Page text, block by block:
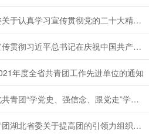
兴专项决赛在孝昌举办 [2026-07-25]
奖主题宣讲活动在鄂港澳青创园举办
业技能大赛（数字化解决方案设计师
者岗前培训班结业式暨赴湖北服务西
共青团湖北省委关于认真学习宣传贯彻党的二十大精神的通知
关于深入学习宣传贯彻习近平总书记在庆祝中国共产主义青年团成立100周年大会上重要讲话精神的通知
年度全省共青团工作先进单位的通知
关于印发《湖北共青团“学党史、强信念、跟党走”学习教育实施方案》的通知
关于印发《共青团湖北省委关于提高团的引领力组织力服务力 提升对推进省域治理 现代化贡献度的实施意见》的通知